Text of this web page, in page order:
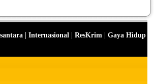
| Internasional | ResKrim | Gaya Hidup